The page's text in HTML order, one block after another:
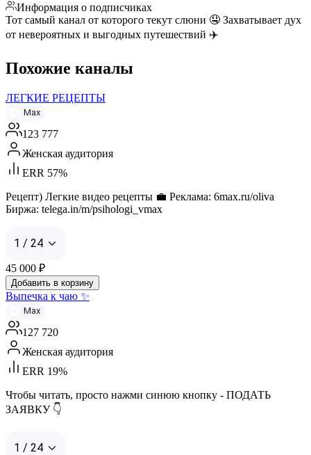
Информация о подписчиках
Тот самый канал от которого текут слюни 🤤 Захватывает дух
от невероятных и выгодных путешествий ✈️
Похожие каналы
ЛЕГКИЕ РЕЦЕПТЫ
Max
123 777
Женская аудитория
ERR 57%
Рецепт) Легкие видео рецепты 💼 Реклама: 6max.ru/oliva
Биржа: telega.in/m/psihologi_vmax
1 / 24
45 000 ₽
Добавить в корзину
Выпечка к чаю ✨
Max
127 720
Женская аудитория
ERR 19%
Чтобы читать, просто нажми синюю кнопку - ПОДАТЬ
ЗАЯВКУ 👇
1 / 24